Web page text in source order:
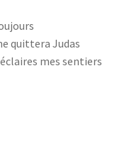
quittera Judas
mes sentiers